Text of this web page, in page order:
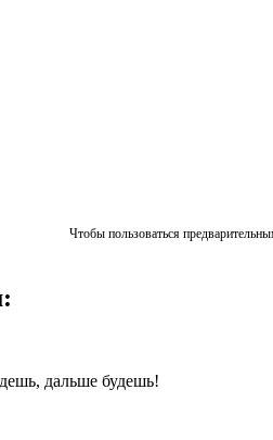
Чтобы пользоваться
дальше будешь!